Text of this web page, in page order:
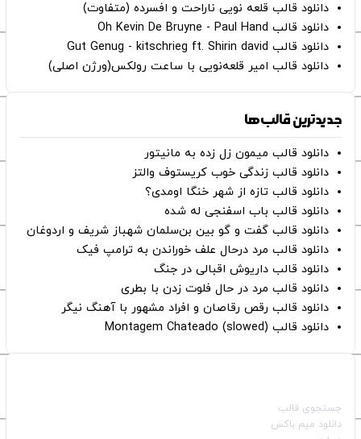
دانلود قالب قلعه نویی ناراحت و افسرده (متفاوت)
دانلود قالب Oh Kevin De Bruyne - Paul Hand
دانلود قالب Gut Genug - kitschrieg ft. Shirin david
دانلود قالب امیر قلعه‌نویی با ساعت رولکس(ورژن اصلی)
جدیدترین قالب‌ها
دانلود قالب میمون زل زده به مانیتور
دانلود قالب زندگی خوب کریستوف والتز
دانلود قالب تازه از شهر خنگا اومدی؟
دانلود قالب باب اسفنجی له شده
دانلود قالب گفت و گو بین بن‌سلمان شهباز شریف و اردوغان
دانلود قالب مرد درحال علف خوراندن به ترامپ فیک
دانلود قالب داریوش اقبالی در جنگ
دانلود قالب مرد در حال فلوت زدن با بطری
دانلود قالب رقص رقاصان و افراد مشهور با آهنگ نیگر
دانلود قالب Montagem Chateado (slowed)
جستجوی قالب
دانلود میم باکس